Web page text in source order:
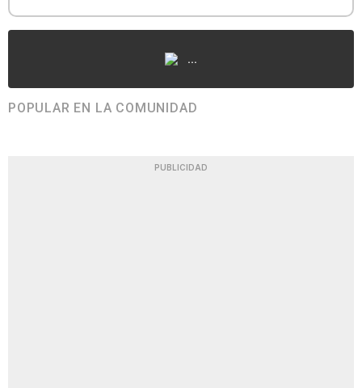
...
POPULAR EN LA COMUNIDAD
PUBLICIDAD